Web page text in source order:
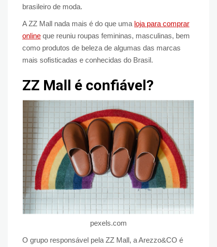
brasileiro de moda.
A ZZ Mall nada mais é do que uma loja para comprar
online que reuniu roupas femininas, masculinas, bem
como produtos de beleza de algumas das marcas
mais sofisticadas e conhecidas do Brasil.
ZZ Mall é confiável?
pexels.com
O grupo responsável pela ZZ Mall, a Arezzo&CO é